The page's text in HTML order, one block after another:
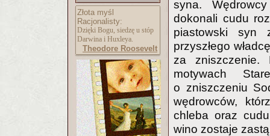
Złota myśl
Racjonalisty:
Dzięki Bogu, siedzę u stóp
Darwina i Huxleya.
Theodore Roosevelt
syna.
dokonali cudu
piastowski syn
przyszłego
za
motywach
o zniszczeniu
wędrowców,
chleba oraz
wino zostaje